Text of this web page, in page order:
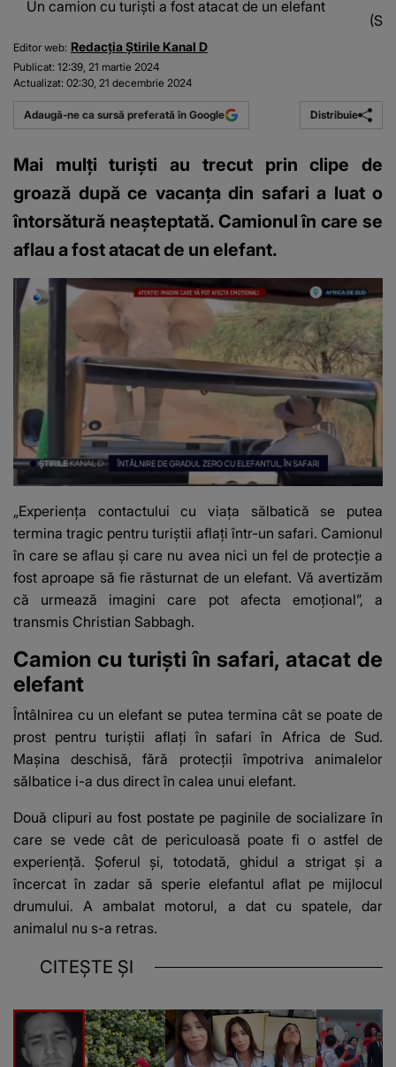
Un camion cu turiști a fost atacat de un elefant
Editor web: Redacția Știrile Kanal D
Publicat: 12:39, 21 martie 2024
Actualizat: 02:30, 21 decembrie 2024
Adaugă-ne ca sursă preferată în Google Distribuie
Mai mulți turiști au trecut prin clipe de
groază după ce vacanța din safari a luat o
întorsătură neașteptată. Camionul în care se
aflau a fost atacat de un elefant.
„Experiența contactului cu viața sălbatică se putea
termina tragic pentru turiștii aflați într-un safari. Camionul
în care se aflau și care nu avea nici un fel de protecție a
fost aproape să fie răsturnat de un elefant. Vă avertizăm
că urmează imagini care pot afecta emoțional”, a
transmis Christian Sabbagh.
Camion cu turiști în safari, atacat de
elefant
Întâlnirea cu un elefant se putea termina cât se poate de
prost pentru turiștii aflați în safari în Africa de Sud.
Mașina deschisă, fără protecții împotriva animalelor
sălbatice i-a dus direct în calea unui elefant.
Două clipuri au fost postate pe paginile de socializare în
care se vede cât de periculoasă poate fi o astfel de
experiență. Șoferul și, totodată, ghidul a strigat și a
încercat în zadar să sperie elefantul aflat pe mijlocul
drumului. A ambalat motorul, a dat cu spatele, dar
animalul nu s-a retras.
CITEȘTE ȘI